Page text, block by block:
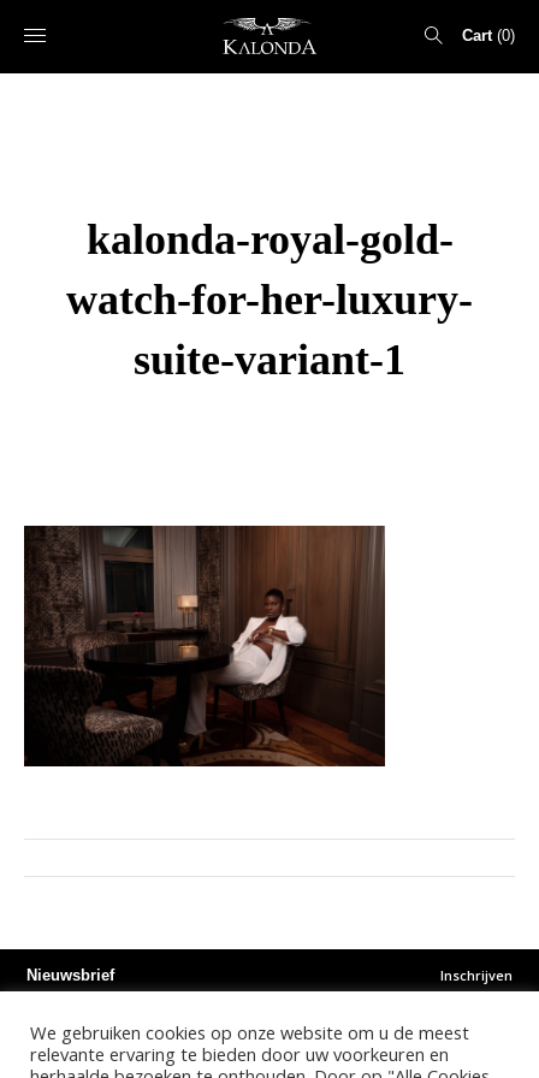
Cart 0
kalonda-royal-gold-
watch-for-her-luxury-
suite-variant-1
Nieuwsbrief Inschrijven
Instagram Facebook Youtube
We gebruiken cookies op onze website om u de meest
relevante ervaring te bieden door uw voorkeuren en